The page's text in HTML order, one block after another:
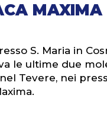
MAXIMA
S. Maria in
le ultime due
Tevere, nei